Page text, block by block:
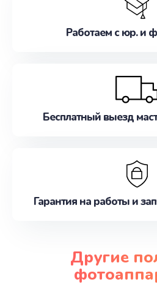
Работаем с юр. и
Бесплатный выезд
Гарантия на работы и
Другие